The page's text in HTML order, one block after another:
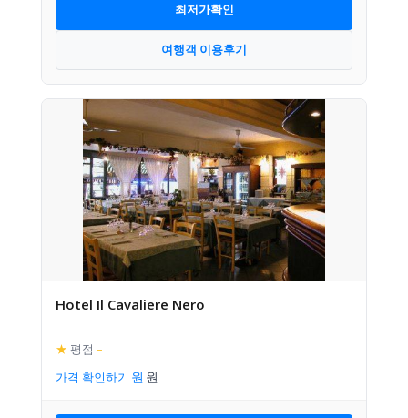
최저가확인
여행객 이용후기
Hotel Il Cavaliere Nero
★ 평점 –
가격 확인하기